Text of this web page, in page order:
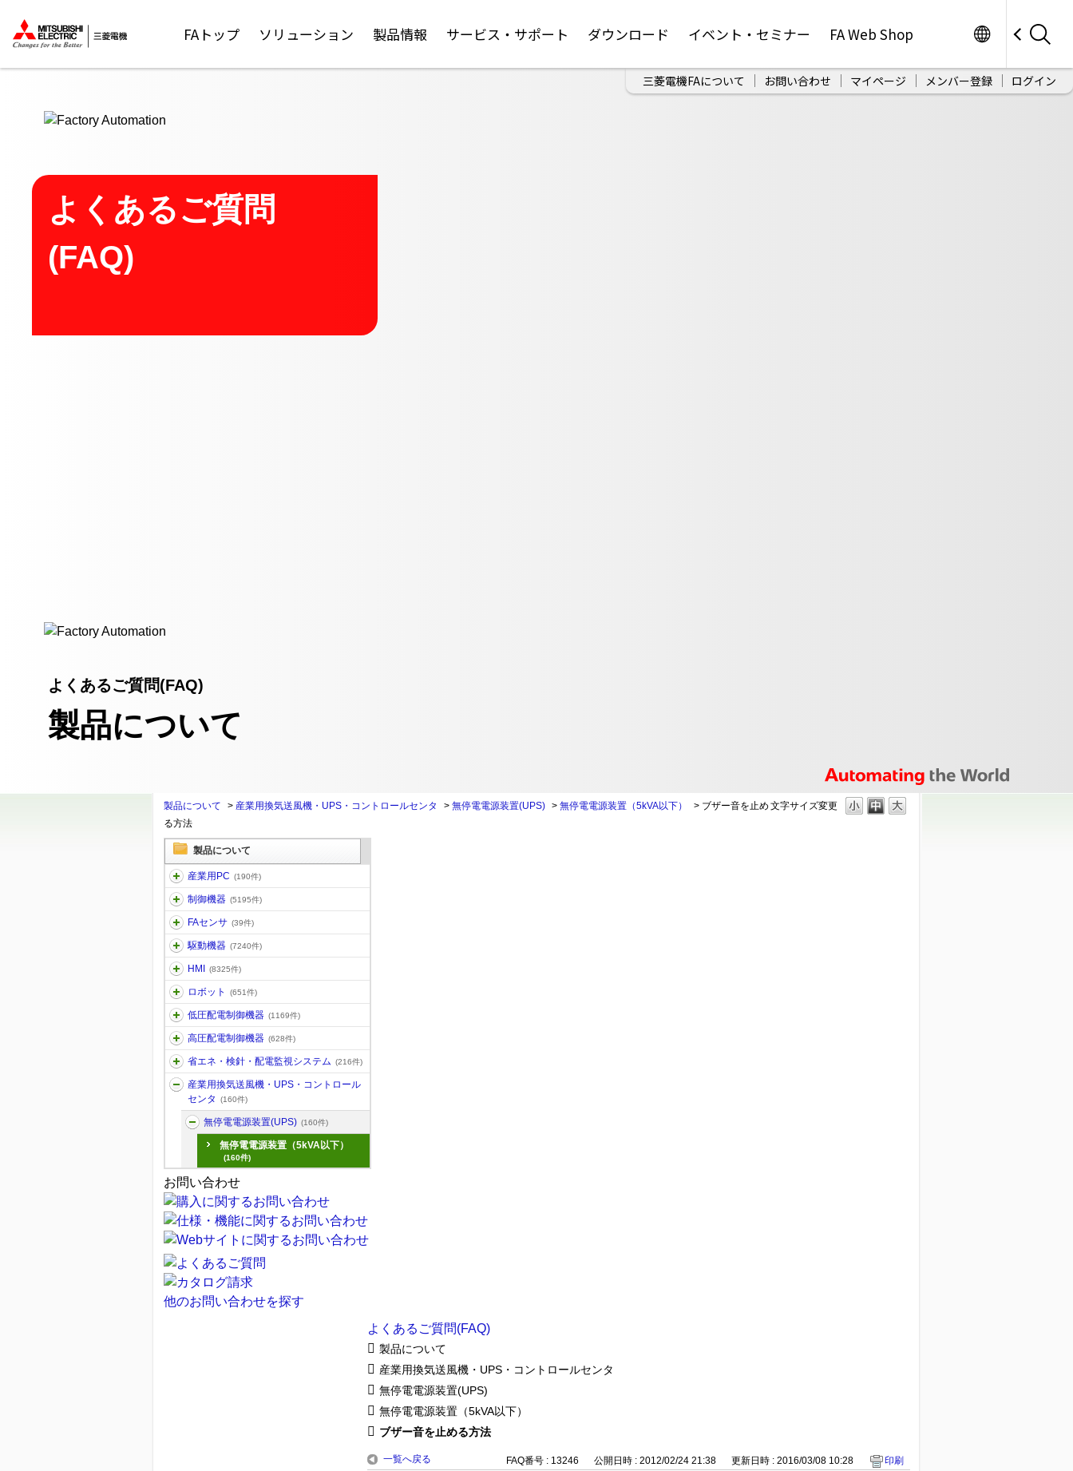
FAトップ ソリューション 製品情報 サービス・サポート ダウンロード イベント・セミナー FA Web Shop
三菱電機FAについて お問い合わせ マイページ メンバー登録 ログイン
よくあるご質問
(FAQ)
よくあるご質問(FAQ)
製品について
文字サイズ変更
製品について > 産業用換気送風機・UPS・コントロールセンタ > 無停電電源装置(UPS) > 無停電電源装置（5kVA以下） > ブザー音を止め
る方法
製品について
産業用PC (190件)
制御機器 (5195件)
FAセンサ (39件)
駆動機器 (7240件)
HMI (8325件)
ロボット (651件)
低圧配電制御機器 (1169件)
高圧配電制御機器 (628件)
省エネ・検針・配電監視システム (216件)
産業用換気送風機・UPS・コントロール
センタ
(160件)
無停電電源装置(UPS) (160件)
無停電電源装置（5kVA以下）
(160件)
お問い合わせ
他のお問い合わせを探す
よくあるご質問(FAQ)
製品について
産業用換気送風機・UPS・コントロールセンタ
無停電電源装置(UPS)
無停電電源装置（5kVA以下）
ブザー音を止める方法
一覧へ戻る FAQ番号 : 13246 公開日時 : 2012/02/24 21:38 更新日時 : 2016/03/08 10:28 印刷